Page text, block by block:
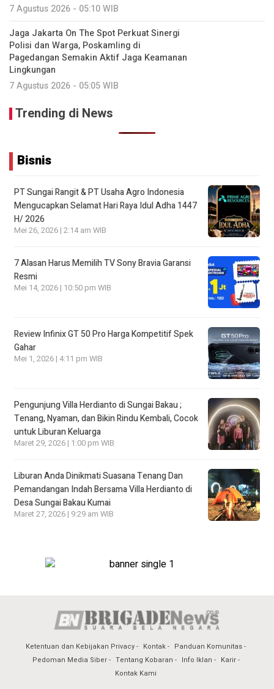
7 Agustus 2026 - 05:10 WIB
Jaga Jakarta On The Spot Perkuat Sinergi
Polisi dan Warga, Poskamling di
Pagedangan Semakin Aktif Jaga Keamanan
Lingkungan
7 Agustus 2026 - 05:05 WIB
Trending di News
Bisnis
PT Sungai Rangit & PT Usaha Agro Indonesia
Mengucapkan Selamat Hari Raya Idul Adha 1447
H/ 2026
Mei 26, 2026 | 2:14 am WIB
7 Alasan Harus Memilih TV Sony Bravia Garansi
Resmi
Mei 14, 2026 | 10:50 pm WIB
Review Infinix GT 50 Pro Harga Kompetitif Spek
Gahar
Mei 1, 2026 | 4:11 pm WIB
Pengunjung Villa Herdianto di Sungai Bakau ;
Tenang, Nyaman, dan Bikin Rindu Kembali, Cocok
untuk Liburan Keluarga
Maret 29, 2026 | 1:00 pm WIB
Liburan Anda Dinikmati Suasana Tenang Dan
Pemandangan Indah Bersama Villa Herdianto di
Desa Sungai Bakau Kumai
Maret 27, 2026 | 9:29 am WIB
Ketentuan dan Kebijakan Privacy Kontak
Panduan Komunitas
Pedoman Media Siber
Tentang Kobaran Info Iklan
Karir
Kontak Kami